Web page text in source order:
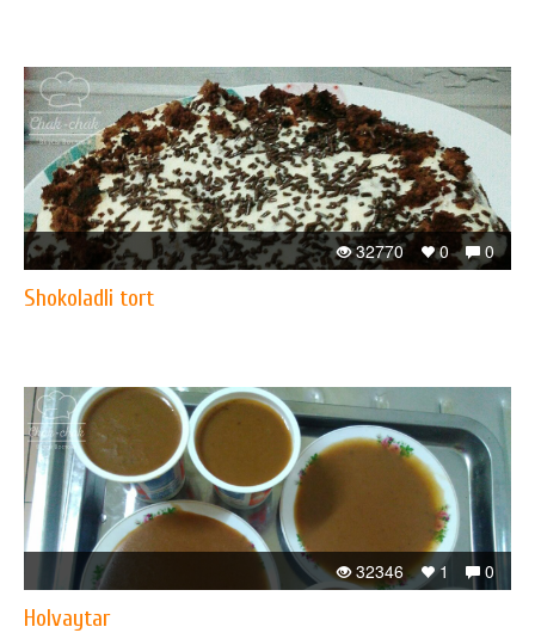
0
0
32770
Shokoladli tort
0
1
32346
Holvaytar